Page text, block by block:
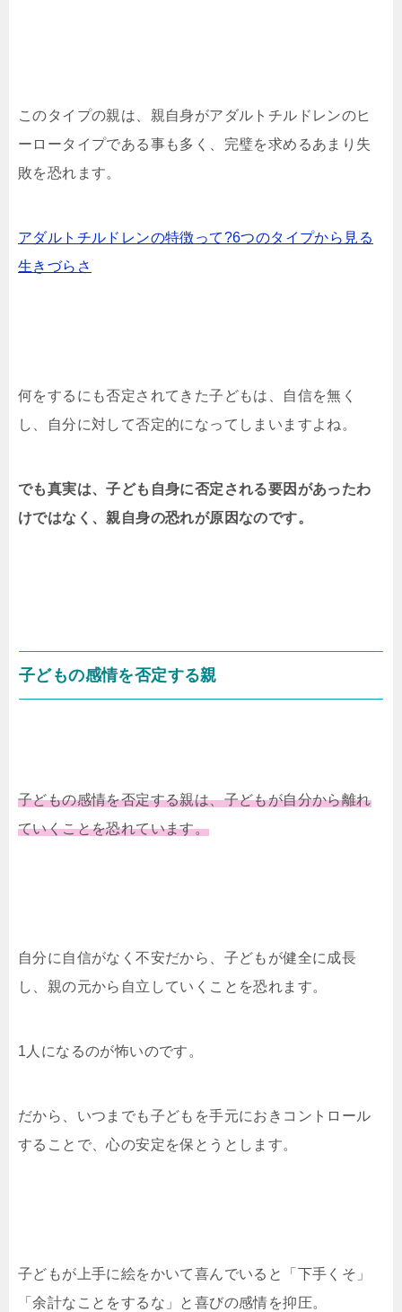
このタイプの親は、親自身がアダルトチルドレンのヒ
ーロータイプである事も多く、完璧を求めるあまり失
敗を恐れます。
アダルトチルドレンの特徴って?6つのタイプから見る
生きづらさ
何をするにも否定されてきた子どもは、自信を無く
し、自分に対して否定的になってしまいますよね。
でも真実は、子ども自身に否定される要因があったわ
けではなく、親自身の恐れが原因なのです。
子どもの感情を否定する親
子どもの感情を否定する親は、子どもが自分から離れ
ていくことを恐れています。
自分に自信がなく不安だから、子どもが健全に成長
し、親の元から自立していくことを恐れます。
1人になるのが怖いのです。
だから、いつまでも子どもを手元におきコントロール
することで、心の安定を保とうとします。
子どもが上手に絵をかいて喜んでいると「下手くそ」
「余計なことをするな」と喜びの感情を抑圧。